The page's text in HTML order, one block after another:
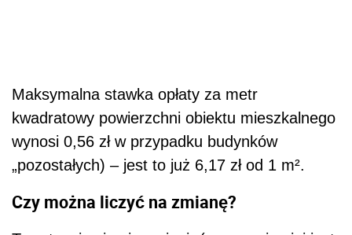
Maksymalna stawka opłaty za metr
kwadratowy powierzchni obiektu mieszkalnego
wynosi 0,56 zł w przypadku budynków
„pozostałych) – jest to już 6,17 zł od 1 m².
Czy można liczyć na zmianę?